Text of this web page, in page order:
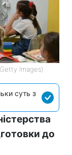
Images)
суть з
до